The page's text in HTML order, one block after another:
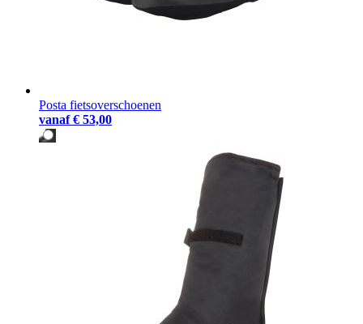
Posta fietsoverschoenen
vanaf € 53,00